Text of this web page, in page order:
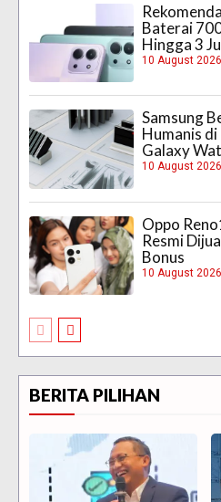
Baterai
Hingga 3
10 August
Samsung
Humanis di
Galaxy
10 August
Oppo
Resmi
Bonus
10 August
BERITA PILIHAN